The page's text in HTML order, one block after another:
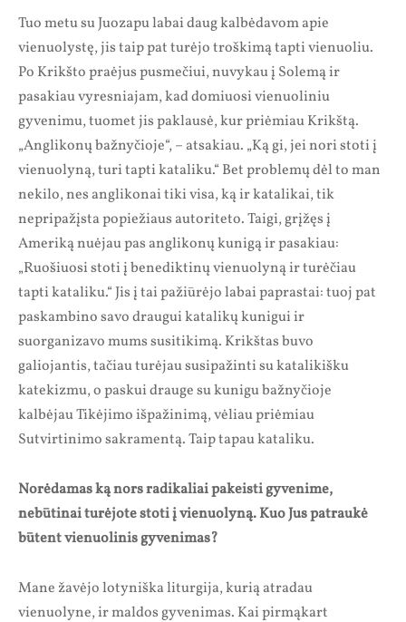
Tuo metu su Juozapu labai daug kalbėdavom apie
vienuolystę, jis taip pat turėjo troškimą tapti vienuoliu.
Po Krikšto praėjus pusmečiui, nuvykau į Solemą ir
pasakiau vyresniajam, kad domiuosi vienuoliniu
gyvenimu, tuomet jis paklausė, kur priėmiau Krikštą.
„Anglikonų bažnyčioje“, – atsakiau. „Ką gi, jei nori stoti į
vienuolyną, turi tapti kataliku.“ Bet problemų dėl to man
nekilo, nes anglikonai tiki visa, ką ir katalikai, tik
nepripažįsta popiežiaus autoriteto. Taigi, grįžęs į
Ameriką nuėjau pas anglikonų kunigą ir pasakiau:
„Ruošiuosi stoti į benediktinų vienuolyną ir turėčiau
tapti kataliku.“ Jis į tai pažiūrėjo labai paprastai: tuoj pat
paskambino savo draugui katalikų kunigui ir
suorganizavo mums susitikimą. Krikštas buvo
galiojantis, tačiau turėjau susipažinti su katalikišku
katekizmu, o paskui drauge su kunigu bažnyčioje
kalbėjau Tikėjimo išpažinimą, vėliau priėmiau
Sutvirtinimo sakramentą. Taip tapau kataliku.
Norėdamas ką nors radikaliai pakeisti gyvenime,
nebūtinai turėjote stoti į vienuolyną. Kuo Jus patraukė
būtent vienuolinis gyvenimas?
Mane žavėjo lotyniška liturgija, kurią atradau
vienuolyne, ir maldos gyvenimas. Kai pirmąkart